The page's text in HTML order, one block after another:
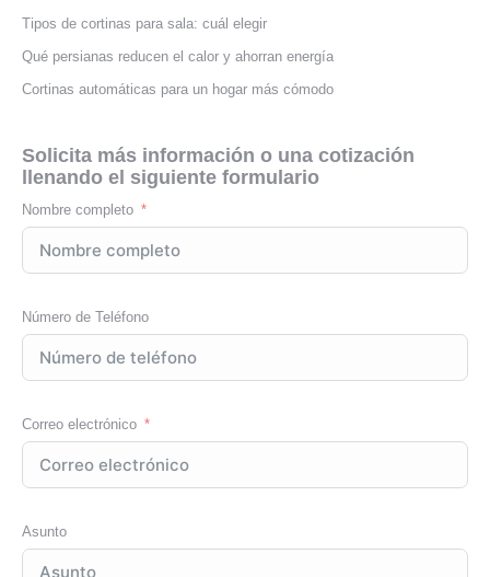
Tipos de cortinas para sala: cuál elegir
Qué persianas reducen el calor y ahorran energía
Cortinas automáticas para un hogar más cómodo
Solicita más información o una cotización
llenando el siguiente formulario
Nombre completo
Número de Teléfono
Correo electrónico
Asunto